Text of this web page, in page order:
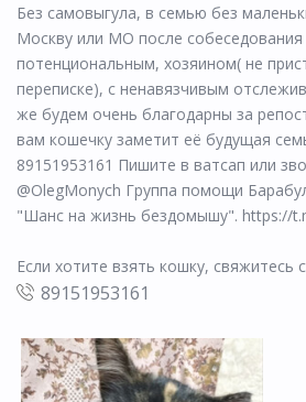
Без самовыгула, в семью без
Москву или МО после
потенциональным, хозяином( не
переписке), с ненавязчивым
же будем очень благодарны за
вам кошечку заметит её будущая
89151953161 Пишите в ватсап или
@OlegMonych Группа помощи
"Шанс на жизнь бездомышу". https://
Если хотите взять кошку, свяжитесь
89151953161